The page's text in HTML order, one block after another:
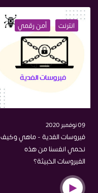
انترنت أمن رقمي
09 نوفمبر 2020
فيروسات الفدية - ماهي وكيف
نحمي انفسنا من هذه
الفيروسات الخبيثة؟